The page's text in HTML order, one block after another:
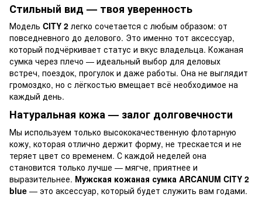
Стильный вид — твоя уверенность
Модель CITY 2 легко сочетается с любым образом: от
повседневного до делового. Это именно тот аксессуар,
который подчёркивает статус и вкус владельца. Кожаная
сумка через плечо — идеальный выбор для деловых
встреч, поездок, прогулок и даже работы. Она не выглядит
громоздко, но с лёгкостью вмещает всё необходимое на
каждый день.
Натуральная кожа — залог долговечности
Мы используем только высококачественную флотарную
кожу, которая отлично держит форму, не трескается и не
теряет цвет со временем. С каждой неделей она
становится только лучше — мягче, приятнее и
выразительнее. Мужская кожаная сумка ARCANUM CITY 2
blue — это аксессуар, который будет служить вам годами.